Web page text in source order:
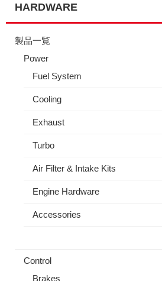
HARDWARE
製品一覧
Power
Fuel System
Cooling
Exhaust
Turbo
Air Filter & Intake Kits
Engine Hardware
Accessories
Control
Brakes